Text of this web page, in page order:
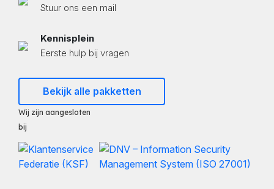
Stuur ons een mail
Kennisplein
Eerste hulp bij vragen
Bekijk alle pakketten
Wij zijn aangesloten
bij